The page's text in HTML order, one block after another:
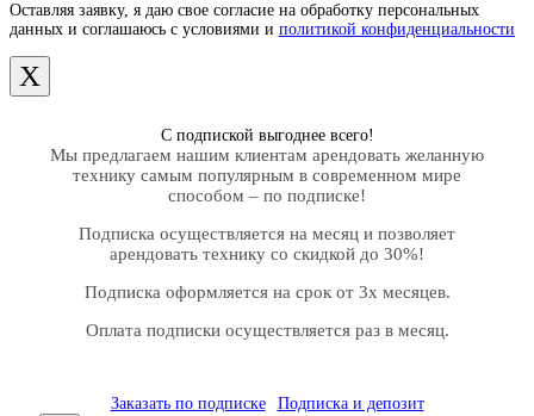
Оставляя заявку, я даю свое согласие на обработку персональных
данных и соглашаюсь с условиями и политикой конфиденциальности
X
С подпиской выгоднее всего!
Мы предлагаем нашим клиентам арендовать желанную
технику самым популярным в современном мире
способом – по подписке!
Подписка осуществляется на месяц и позволяет
арендовать технику со скидкой до 30%!
Подписка оформляется на срок от 3х месяцев.
Оплата подписки осуществляется раз в месяц.
Заказать по подписке Подписка и депозит